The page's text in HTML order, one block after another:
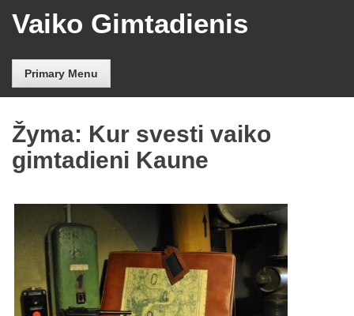
Vaiko Gimtadienis
Primary Menu
Žyma: Kur svesti vaiko
gimtadieni Kaune